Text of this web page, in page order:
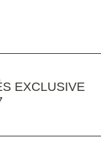
EXCLUSIVE